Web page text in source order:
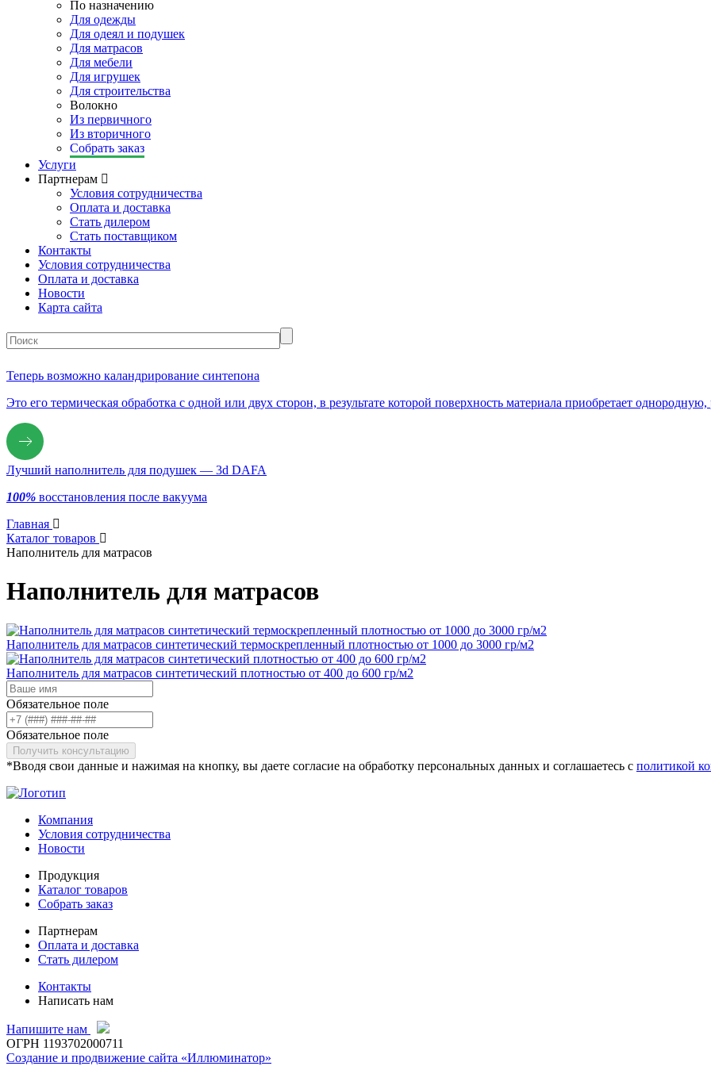
По назначению
Для одежды
Для одеял и подушек
Для матрасов
Для мебели
Для игрушек
Для строительства
Волокно
Из первичного
Из вторичного
Собрать заказ
Услуги
Партнерам
Условия сотрудничества
Оплата и доставка
Стать дилером
Стать поставщиком
Контакты
Условия сотрудничества
Оплата и доставка
Новости
Карта сайта
Теперь возможно каландрирование синтепона
Это его термическая обработка с одной или двух сторон, в результате которой поверхность материала приобретает
Лучший наполнитель для подушек — 3d DAFA
100% восстановления после вакуума
Главная
Каталог товаров
Наполнитель для матрасов
Наполнитель для матрасов
Наполнитель для матрасов синтетический термоскрепленный плотностью от 1000 до 3000 гр/м2
Наполнитель для матрасов синтетический плотностью от 400 до 600 гр/м2
Обязательное поле
Обязательное поле
Получить консультацию
*Вводя свои данные и нажимая на кнопку, вы даете согласие на обработку персональных данных и соглашаетесь c политикой
Компания
Условия сотрудничества
Новости
Продукция
Каталог товаров
Собрать заказ
Партнерам
Оплата и доставка
Стать дилером
Контакты
Написать нам
Напишите нам
ОГРН 1193702000711
Создание и продвижение сайта «Иллюминатор»